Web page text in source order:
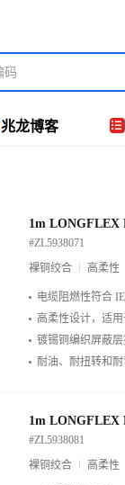
兆龙博客
1m LONGFLEX
#ZL5938071
裸铜绞合
高柔性
电缆阻燃性符合
高柔性设计，适
镀锡铜编织屏蔽
耐油、耐扭转和
1m LONGFLEX
#ZL5938081
裸铜绞合
高柔性